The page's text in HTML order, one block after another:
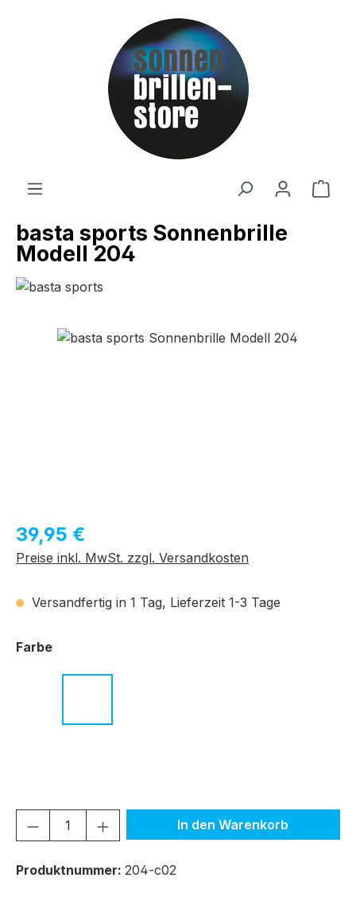
Zum Hauptinhalt springen
basta sports Sonnenbrille
Modell 204
Bildergalerie überspringen
Regulärer Preis:
39,95 €
Preise inkl. MwSt. zzgl. Versandkosten
Versandfertig in 1 Tag, Lieferzeit 1-3 Tage
Farbeauswählen
Produkt Anzahl: Gib den gewünschten
In den Warenkorb
Produktnummer: 204-c02